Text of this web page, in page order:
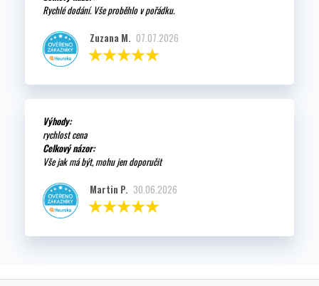
Rychlé dodání. Vše proběhlo v pořádku.
Zuzana M. 07.07.2026
Výhody:
rychlost cena
Celkový názor:
Vše jak má být, mohu jen doporučit
Martin P. 30.06.2026